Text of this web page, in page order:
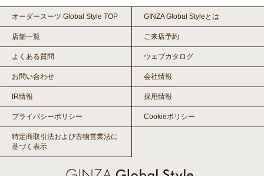
オーダースーツ Global Style TOP GINZA Global Styleとは
店舗一覧 ご来店予約
よくある質問 ウェブカタログ
お問い合わせ 会社情報
IR情報 採用情報
プライバシーポリシー Cookieポリシー
特定商取引法および古物営業法に
基づく表示